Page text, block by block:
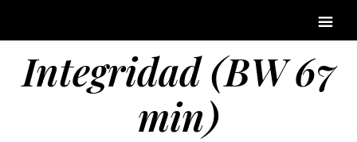
Integridad (BW 67
min)